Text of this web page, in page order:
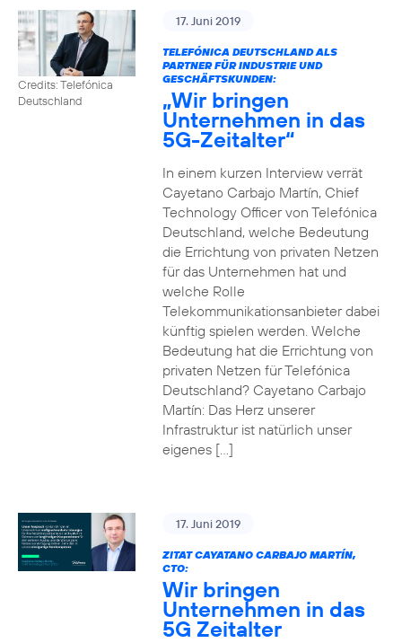
Credits: Telefónica
Deutschland
17. Juni 2019
TELEFÓNICA DEUTSCHLAND ALS
PARTNER FÜR INDUSTRIE UND
GESCHÄFTSKUNDEN:
„Wir bringen
Unternehmen in das
5G-Zeitalter“
In einem kurzen Interview verrät
Cayetano Carbajo Martín, Chief
Technology Officer von Telefónica
Deutschland, welche Bedeutung
die Errichtung von privaten Netzen
für das Unternehmen hat und
welche Rolle
Telekommunikationsanbieter dabei
künftig spielen werden. Welche
Bedeutung hat die Errichtung von
privaten Netzen für Telefónica
Deutschland? Cayetano Carbajo
Martín: Das Herz unserer
Infrastruktur ist natürlich unser
eigenes […]
17. Juni 2019
ZITAT CAYATANO CARBAJO MARTÍN,
CTO:
Wir bringen
Unternehmen in das
5G Zeitalter